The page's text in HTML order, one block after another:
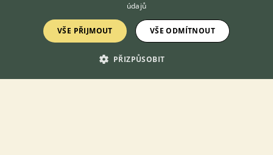
Věnování ochočeného papouška senegalského
20reakcí
8.9.2021 22:24
údajů
VŠE PŘIJMOUT VŠE ODMÍTNOUT
PŘIZPŮSOBIT